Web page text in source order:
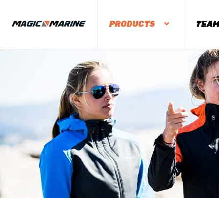
PRODUCTS TEAM